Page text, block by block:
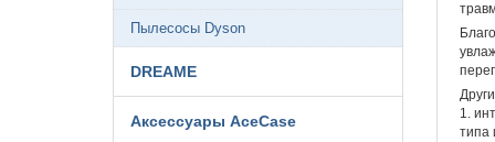
1.
типа
Пылесосы Dyson
DREAME
Аксессуары AceCase